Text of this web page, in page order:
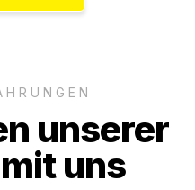
unserer
uns